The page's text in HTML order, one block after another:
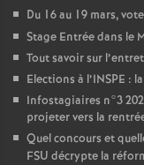
Du 16 au 19 mars,
Stage Entrée dans le
Tout savoir sur
Elections à l’INSPE : la
Infostagiaires n°3
projeter vers la
Quel concours et
FSU décrypte la